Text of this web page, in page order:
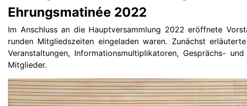
Ehrungsmatinée 2022
Im Anschluss an die Hauptversammlung 2022 eröffnete
runden Mitgliedszeiten eingeladen waren. Zunächst
Veranstaltungen, Informationsmultiplikatoren, Gesprächs-
Mitglieder.